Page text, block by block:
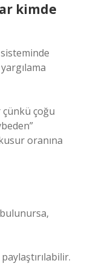
kimde
çünkü çoğu
oranına